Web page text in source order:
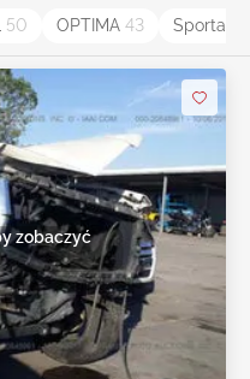
50 OPTIMA 43 Sportage
zobaczyć